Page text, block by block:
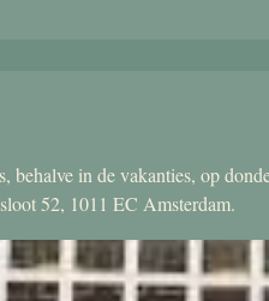
behalve in de vakanties, op
52, 1011 EC Amsterdam.